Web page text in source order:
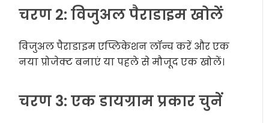
चरण 2: विजुअल पैराडाइम खोलें
विजुअल पैराडाइम एप्लिकेशन लॉन्च करें और एक
नया प्रोजेक्ट बनाएं या पहले से मौजूद एक खोलें।
चरण 3: एक डायग्राम प्रकार चुनें